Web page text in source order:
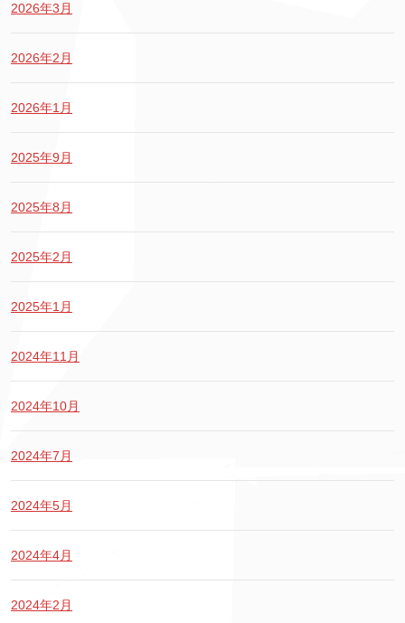
2026年3月
2026年2月
2026年1月
2025年9月
2025年8月
2025年2月
2025年1月
2024年11月
2024年10月
2024年7月
2024年5月
2024年4月
2024年2月